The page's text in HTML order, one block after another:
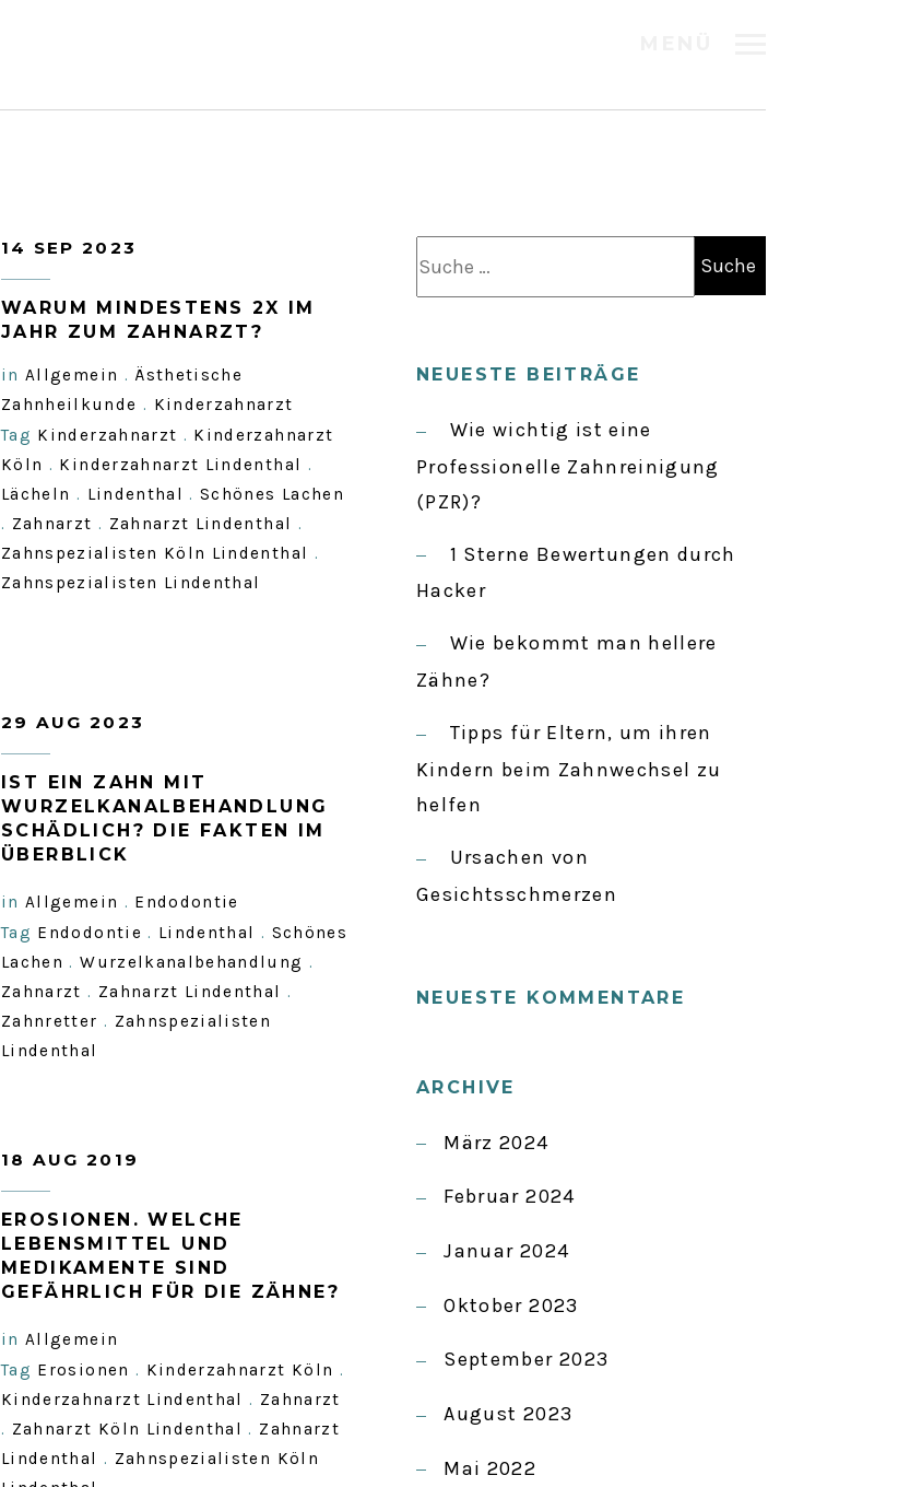
14 SEP 2023
WARUM MINDESTENS 2X IM
JAHR ZUM ZAHNARZT?
in Allgemein . Ästhetische
Zahnheilkunde . Kinderzahnarzt
Tag Kinderzahnarzt . Kinderzahnarzt
Köln . Kinderzahnarzt Lindenthal .
Lächeln . Lindenthal .Schönes Lachen
. Zahnarzt . Zahnarzt Lindenthal .
Zahnspezialisten Köln Lindenthal .
Zahnspezialisten Lindenthal
29 AUG 2023
IST EIN ZAHN MIT
WURZELKANALBEHANDLUNG
SCHÄDLICH? DIE FAKTEN IM
ÜBERBLICK
in Allgemein . Endodontie
Tag Endodontie . Lindenthal . Schönes
Lachen .Wurzelkanalbehandlung .
Zahnarzt . Zahnarzt Lindenthal .
Zahnretter . Zahnspezialisten
Lindenthal
18 AUG 2019
EROSIONEN. WELCHE
LEBENSMITTEL UND
MEDIKAMENTE SIND
GEFÄHRLICH FÜR DIE ZÄHNE?
in Allgemein
Tag Erosionen . Kinderzahnarzt Köln .
Kinderzahnarzt Lindenthal . Zahnarzt
. Zahnarzt Köln Lindenthal . Zahnarzt
Lindenthal . Zahnspezialisten Köln
n
a
c
NEUESTE BEITRÄGE
Wie wichtig ist eine
Professionelle Zahnreinigung
(PZR)?
1 Sterne Bewertungen durch
Hacker
Wie bekommt man hellere
Zähne?
Tipps für Eltern, um ihren
Kindern beim Zahnwechsel zu
helfen
Ursachen von
Gesichtsschmerzen
NEUESTE KOMMENTARE
ARCHIVE
März 2024
Februar 2024
Januar 2024
Oktober 2023
September 2023
August 2023
Mai 2022